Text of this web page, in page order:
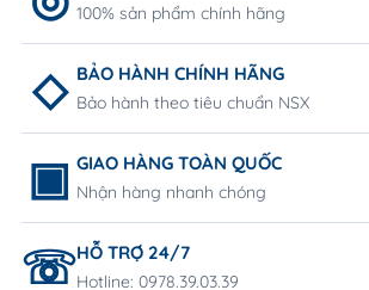
100% sản phẩm chính hãng
BẢO HÀNH CHÍNH HÃNG
Bảo hành theo tiêu chuẩn NSX
GIAO HÀNG TOÀN QUỐC
Nhận hàng nhanh chóng
HỖ TRỢ 24/7
Hotline: 0978.39.03.39